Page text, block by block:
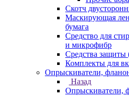
Скотч
Маскирующая
бумага
Средство для
и микрофибр
Средства защиты
Комплекты для
Опрыскиватели,
Назад
Опрыскиватели,